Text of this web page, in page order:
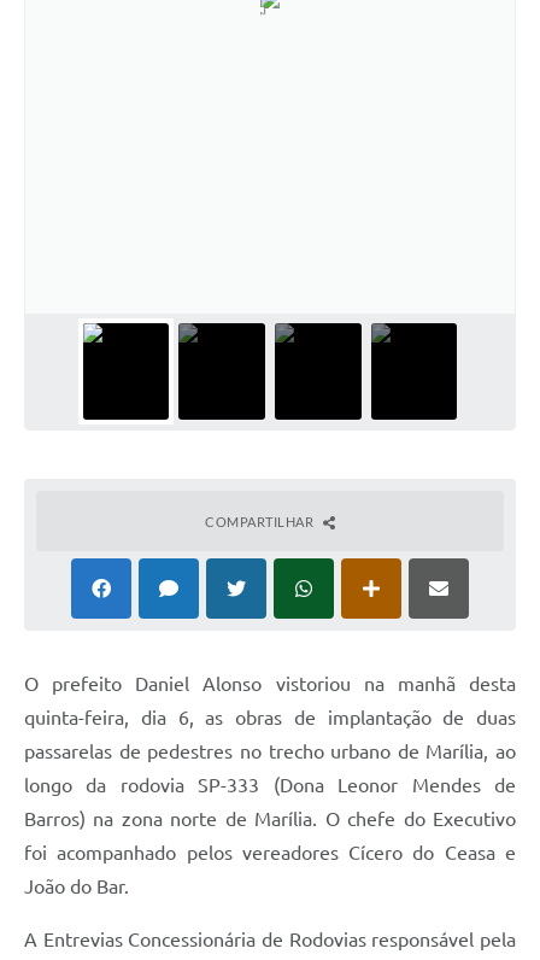
COMPARTILHAR
O prefeito Daniel Alonso vistoriou na manhã desta
quinta-feira, dia 6, as obras de implantação de duas
passarelas de pedestres no trecho urbano de Marília, ao
longo da rodovia SP-333 (Dona Leonor Mendes de
Barros) na zona norte de Marília. O chefe do Executivo
foi acompanhado pelos vereadores Cícero do Ceasa e
João do Bar.
A Entrevias Concessionária de Rodovias responsável pela